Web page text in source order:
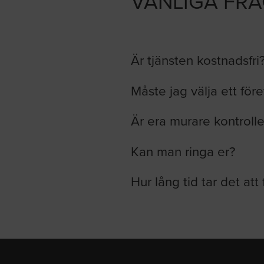
Är tjänsten
Måste jag välja ett
Är era murare
Kan man ringa er?
Hur lång tid tar det att